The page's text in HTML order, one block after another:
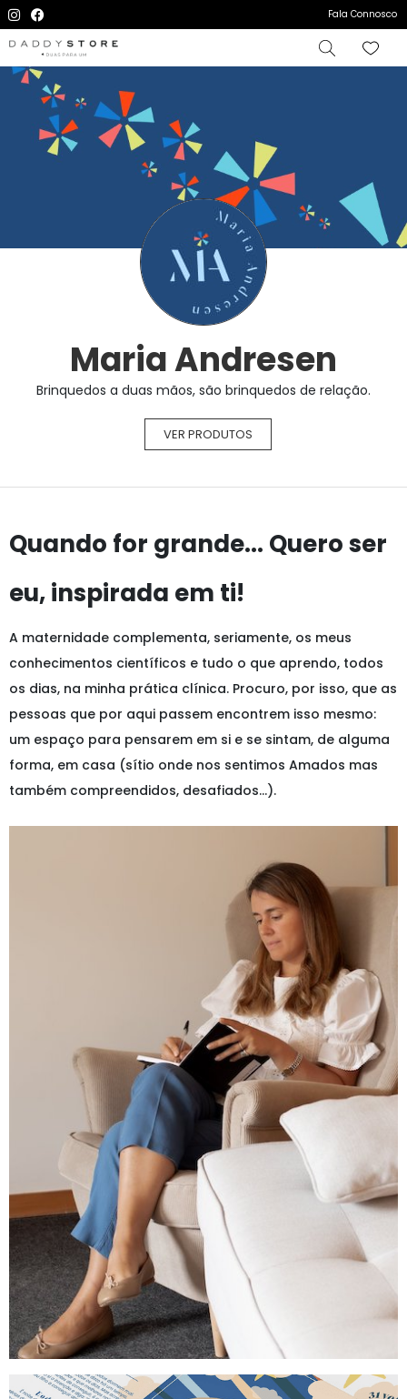
Fala Connosco
Maria Andresen
Brinquedos a duas mãos, são brinquedos de relação.
VER PRODUTOS
Quando for grande... Quero ser
eu, inspirada em ti!
A maternidade complementa, seriamente, os meus
conhecimentos científicos e tudo o que aprendo, todos
os dias, na minha prática clínica. Procuro, por isso, que as
pessoas que por aqui passem encontrem isso mesmo:
um espaço para pensarem em si e se sintam, de alguma
forma, em casa (sítio onde nos sentimos Amados mas
também compreendidos, desafiados…).